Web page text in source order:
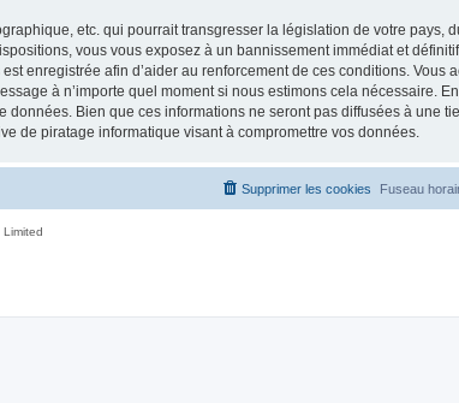
etc. qui pourrait transgresser la législation de votre pays,
vous vous exposez à un bannissement immédiat et
enregistrée afin d’aider au renforcement de ces conditions. Vous
à n’importe quel moment si nous estimons cela nécessaire.
Bien que ces informations ne seront pas diffusées à une
de piratage informatique visant à compromettre vos données.
Fuseau
Supprimer les cookies